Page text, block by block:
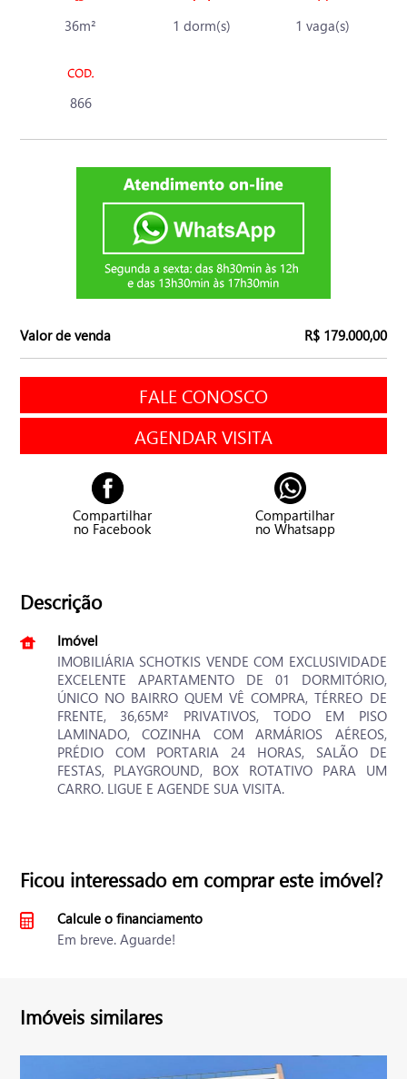
36m² 1 dorm(s) 1 vaga(s)
866
Valor de venda R$ 179.000,00
FALE CONOSCO
AGENDAR VISITA
Compartilhar
no Facebook
Compartilhar
no Whatsapp
Descrição
Imóvel
IMOBILIÁRIA SCHOTKIS VENDE COM EXCLUSIVIDADE
EXCELENTE APARTAMENTO DE 01 DORMITÓRIO,
ÚNICO NO BAIRRO QUEM VÊ COMPRA, TÉRREO DE
FRENTE, 36,65M² PRIVATIVOS, TODO EM PISO
LAMINADO, COZINHA COM ARMÁRIOS AÉREOS,
PRÉDIO COM PORTARIA 24 HORAS, SALÃO DE
FESTAS, PLAYGROUND, BOX ROTATIVO PARA UM
CARRO. LIGUE E AGENDE SUA VISITA.
Ficou interessado em comprar este imóvel?
Calcule o financiamento
Em breve. Aguarde!
Imóveis similares